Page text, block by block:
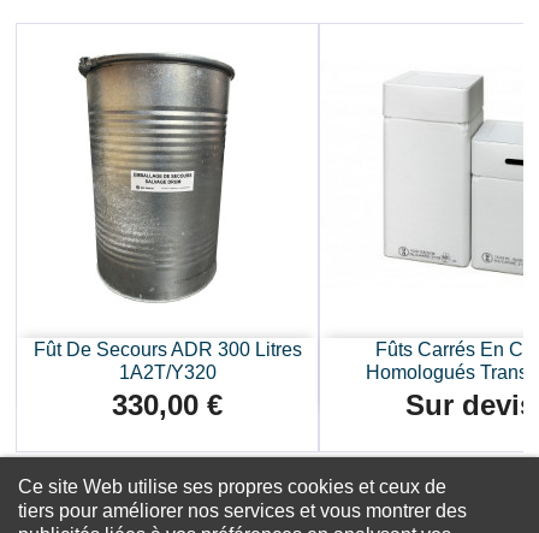
Fût De Secours ADR 300 Litres
1A2T/Y320
Prix
330,00 €
Fûts Carrés En
Homologués
Prix
Sur devis
Ce site Web utilise ses propres cookies et ceux de
tiers pour améliorer nos services et vous montrer des